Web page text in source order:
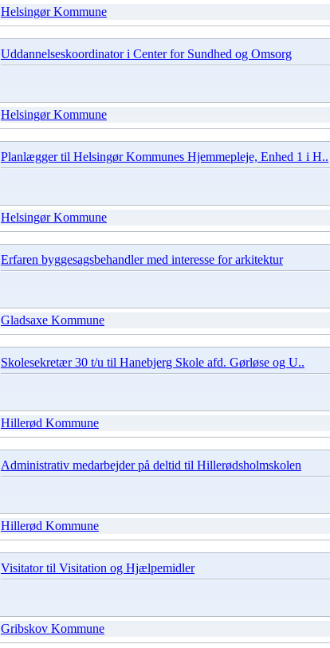
Helsingør Kommune
Uddannelseskoordinator i Center for Sundhed og Omsorg
Helsingør Kommune
Planlægger til Helsingør Kommunes Hjemmepleje, Enhed 1 i H..
Helsingør Kommune
Erfaren byggesagsbehandler med interesse for arkitektur
Gladsaxe Kommune
Skolesekretær 30 t/u til Hanebjerg Skole afd. Gørløse og U..
Hillerød Kommune
Administrativ medarbejder på deltid til Hillerødsholmskolen
Hillerød Kommune
Visitator til Visitation og Hjælpemidler
Gribskov Kommune